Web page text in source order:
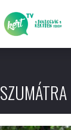
SZUMÁTRA